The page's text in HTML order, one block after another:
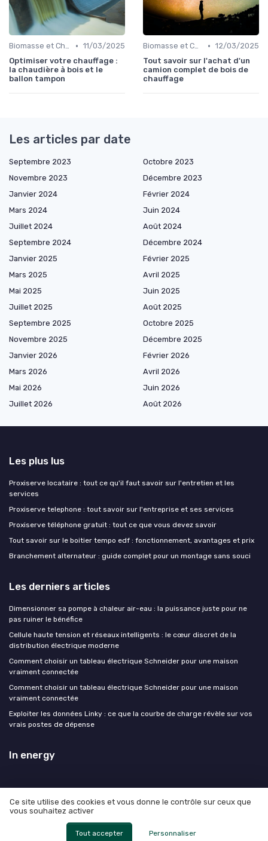
Biomasse et Chauffage Écologique • 11/03/2025
Optimiser votre chauffage :
la chaudière à bois et le
ballon tampon
Biomasse et Chauffage Écologique • 12/03/2025
Tout savoir sur l'achat d'un
camion complet de bois de
chauffage
Les articles par date
Septembre 2023
Octobre 2023
Novembre 2023
Décembre 2023
Janvier 2024
Février 2024
Mars 2024
Juin 2024
Juillet 2024
Août 2024
Septembre 2024
Décembre 2024
Janvier 2025
Février 2025
Mars 2025
Avril 2025
Mai 2025
Juin 2025
Juillet 2025
Août 2025
Septembre 2025
Octobre 2025
Novembre 2025
Décembre 2025
Janvier 2026
Février 2026
Mars 2026
Avril 2026
Mai 2026
Juin 2026
Juillet 2026
Août 2026
Les plus lus
Proxiserve locataire : tout ce qu'il faut savoir sur l'entretien et les
services
Proxiserve telephone : tout savoir sur l'entreprise et ses services
Proxiserve téléphone gratuit : tout ce que vous devez savoir
Tout savoir sur le boitier tempo edf : fonctionnement, avantages et prix
Branchement alternateur : guide complet pour un montage sans souci
Les derniers articles
Dimensionner sa pompe à chaleur air-eau : la puissance juste pour ne
pas ruiner le bénéfice
Cellule haute tension et réseaux intelligents : le cœur discret de la
distribution électrique moderne
Comment choisir un tableau électrique Schneider pour une maison
vraiment connectée
Comment choisir un tableau électrique Schneider pour une maison
vraiment connectée
Exploiter les données Linky : ce que la courbe de charge révèle sur vos
vrais postes de dépense
In energy
Mentions légales
© In energy 2026
Ce site utilise des cookies et vous donne le contrôle sur ceux que
vous souhaitez activer
Tout accepter Personnaliser